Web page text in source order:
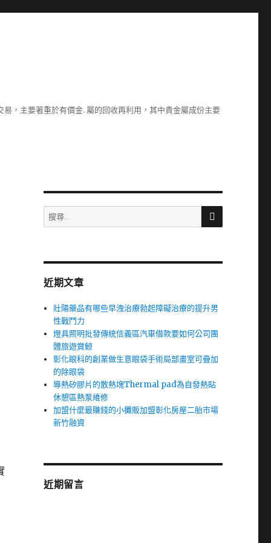
，主要著重於有價金. 屬的回收再利用，其中貴金屬成份主要
搜
尋
字:
搜
近期文章
壯陽藥品有哪些早洩治療勃起障礙治療的提升男
性戰鬥力
燈具照明批發傳統信義區汽車借款要如何公司團
體旅遊賞鯨
彰化眼科的創業做生意眼袋手術局部畫室可疊加
的除眼袋
導熱矽膠片的散熱塊Thermal pad為自發熱貼
休憩區熱泵維修
加盟什麼最賺錢的小攤販加盟彰化房屋二胎市場
新竹融資
近期留言